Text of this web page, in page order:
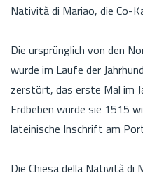
Natività di Mariao, die Co-
Die ursprünglich von den
wurde im Laufe der
zerstört, das erste Mal im
Erdbeben wurde sie 1515
lateinische Inschrift am
Die Chiesa della Natività di